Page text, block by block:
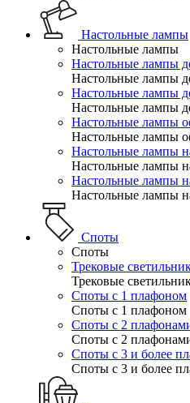
Настольные лампы
Настольные лампы
Настольные лампы
Настольные лампы
Настольные лампы
Настольные лампы
Настольные лампы
Настольные лампы
Настольные лампы
Настольные лампы
Настольные лампы
Настольные лампы
Споты
Споты
Трековые
Трековые
Споты с 1 плафоном
Споты с 1 плафоном
Споты с 2
Споты с 2
Споты с 3 и более
Споты с 3 и более